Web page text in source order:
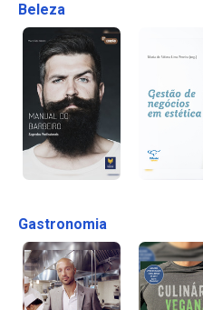
Beleza
Gastronomia